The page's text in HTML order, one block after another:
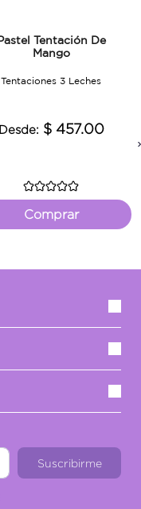
Tentación De
Mango
Tentaciones 3 Leches
Desde: $ 457.00
Comprar
Suscribirme